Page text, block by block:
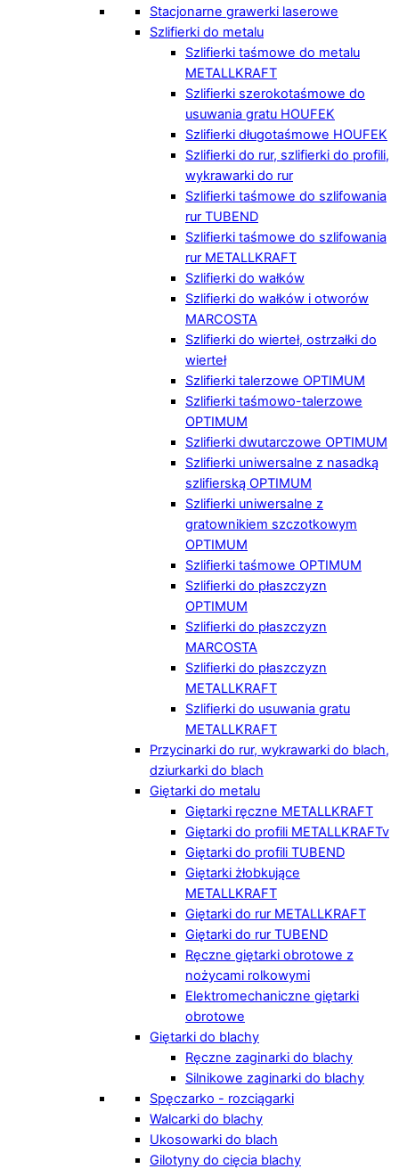
Stacjonarne grawerki laserowe
Szlifierki do metalu
Szlifierki taśmowe do metalu
METALLKRAFT
Szlifierki szerokotaśmowe do
usuwania gratu HOUFEK
Szlifierki długotaśmowe HOUFEK
Szlifierki do rur, szlifierki do profili,
wykrawarki do rur
Szlifierki taśmowe do szlifowania
rur TUBEND
Szlifierki taśmowe do szlifowania
rur METALLKRAFT
Szlifierki do wałków
Szlifierki do wałków i otworów
MARCOSTA
Szlifierki do wierteł, ostrzałki do
wierteł
Szlifierki talerzowe OPTIMUM
Szlifierki taśmowo-talerzowe
OPTIMUM
Szlifierki dwutarczowe OPTIMUM
Szlifierki uniwersalne z nasadką
szlifierską OPTIMUM
Szlifierki uniwersalne z
gratownikiem szczotkowym
OPTIMUM
Szlifierki taśmowe OPTIMUM
Szlifierki do płaszczyzn
OPTIMUM
Szlifierki do płaszczyzn
MARCOSTA
Szlifierki do płaszczyzn
METALLKRAFT
Szlifierki do usuwania gratu
METALLKRAFT
Przycinarki do rur, wykrawarki do blach,
dziurkarki do blach
Giętarki do metalu
Giętarki ręczne METALLKRAFT
Giętarki do profili METALLKRAFTv
Giętarki do profili TUBEND
Giętarki żłobkujące
METALLKRAFT
Giętarki do rur METALLKRAFT
Giętarki do rur TUBEND
Ręczne giętarki obrotowe z
nożycami rolkowymi
Elektromechaniczne giętarki
obrotowe
Giętarki do blachy
Ręczne zaginarki do blachy
Silnikowe zaginarki do blachy
Spęczarko - rozciągarki
Walcarki do blachy
Ukosowarki do blach
Gilotyny do cięcia blachy